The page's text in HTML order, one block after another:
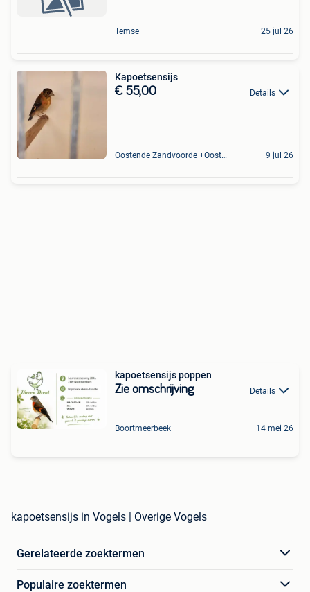
Temse 25 jul 26
Kapoetsensijs
€ 55,00 Details
Oostende Zandvoorde +Oostende 9 jul 26
kapoetsensijs poppen
Zie omschrijving Details
Boortmeerbeek 14 mei 26
kapoetsensijs in Vogels | Overige Vogels
Gerelateerde zoektermen
Populaire zoektermen